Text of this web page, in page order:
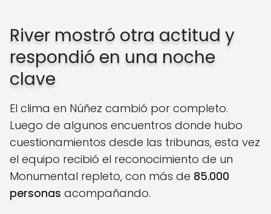
River mostró otra actitud y
respondió en una noche
clave
El clima en Núñez cambió por completo.
Luego de algunos encuentros donde hubo
cuestionamientos desde las tribunas, esta vez
el equipo recibió el reconocimiento de un
Monumental repleto, con más de 85.000
personas acompañando.